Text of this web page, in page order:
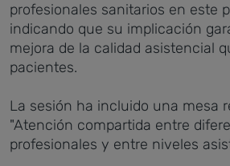
profesionales sanitarios en este
indicando que su implicación
mejora de la calidad asistencial
pacientes.
La sesión ha incluido una mesa
"Atención compartida entre
profesionales y entre niveles